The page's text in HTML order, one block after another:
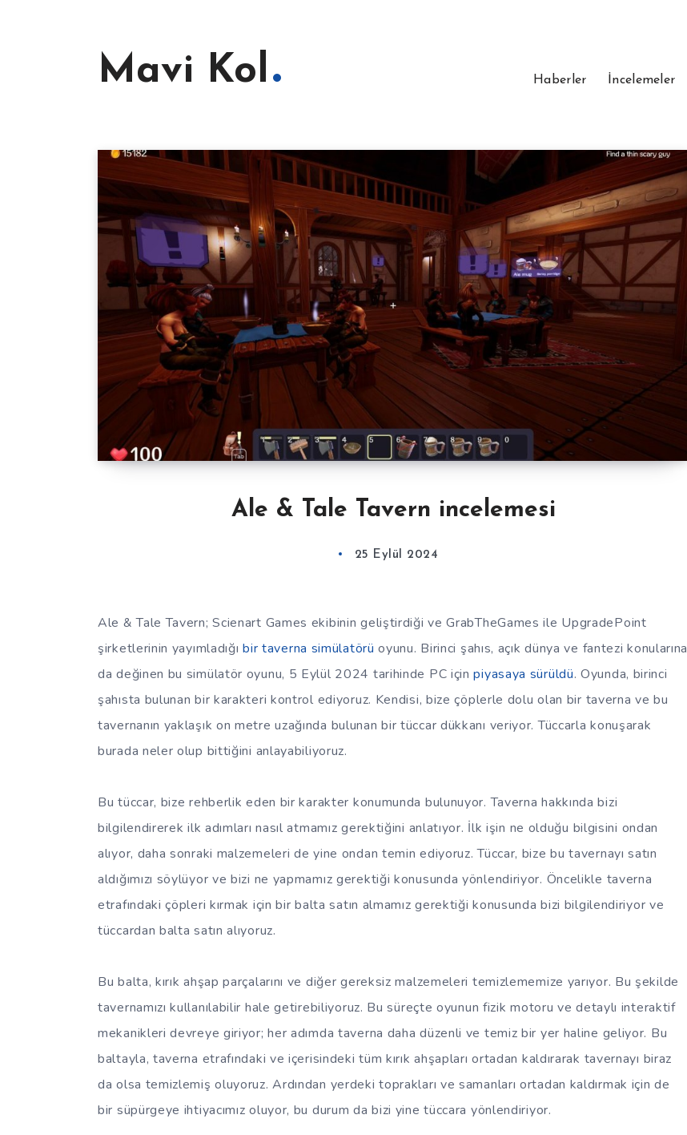
Mavi Kol Haberler İncelemeler
Ale & Tale Tavern incelemesi
25 Eylül 2024
Ale & Tale Tavern; Scienart Games ekibinin geliştirdiği ve GrabTheGames ile UpgradePoint
şirketlerinin yayımladığıbir taverna simülatörü oyunu. Birinci şahıs, açık dünya ve fantezi konularına
da değinen bu simülatör oyunu, 5 Eylül 2024 tarihinde PC içinpiyasaya sürüldü. Oyunda, birinci
şahısta bulunan bir karakteri kontrol ediyoruz. Kendisi, bize çöplerle dolu olan bir taverna ve bu
tavernanın yaklaşık on metre uzağında bulunan bir tüccar dükkanı veriyor. Tüccarla konuşarak
burada neler olup bittiğini anlayabiliyoruz.
Bu tüccar, bize rehberlik eden bir karakter konumunda bulunuyor. Taverna hakkında bizi
bilgilendirerek ilk adımları nasıl atmamız gerektiğini anlatıyor. İlk işin ne olduğu bilgisini ondan
alıyor, daha sonraki malzemeleri de yine ondan temin ediyoruz. Tüccar, bize bu tavernayı satın
aldığımızı söylüyor ve bizi ne yapmamız gerektiği konusunda yönlendiriyor. Öncelikle taverna
etrafındaki çöpleri kırmak için bir balta satın almamız gerektiği konusunda bizi bilgilendiriyor ve
tüccardan balta satın alıyoruz.
Bu balta, kırık ahşap parçalarını ve diğer gereksiz malzemeleri temizlememize yarıyor. Bu şekilde
tavernamızı kullanılabilir hale getirebiliyoruz. Bu süreçte oyunun fizik motoru ve detaylı interaktif
mekanikleri devreye giriyor; her adımda taverna daha düzenli ve temiz bir yer haline geliyor. Bu
baltayla, taverna etrafındaki ve içerisindeki tüm kırık ahşapları ortadan kaldırarak tavernayı biraz
da olsa temizlemiş oluyoruz. Ardından yerdeki toprakları ve samanları ortadan kaldırmak için de
bir süpürgeye ihtiyacımız oluyor, bu durum da bizi yine tüccara yönlendiriyor.